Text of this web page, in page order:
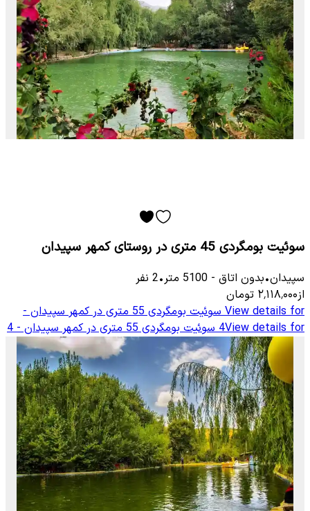
سوئیت بومگردی 45 متری در روستای کمهر سپیدان
سپیدان•بدون اتاق -
5100 متر•
2 نفر
از۲٬۱۱۸٬۰۰۰ تومان
View details for
سوئیت بومگردی 55 متری در کمهر سپیدان -
4View details for سوئیت بومگردی 55 متری در کمهر سپیدان - 4